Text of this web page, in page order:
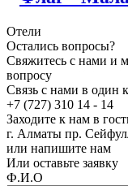
Отели
Остались вопросы?
Свяжитесь с нами и
вопросу
Связь с нами в один
+7 (727) 310 14 - 14
Заходите к нам в
г. Алматы пр.
или напишите нам
Или оставьте заявку
Ф.И.О